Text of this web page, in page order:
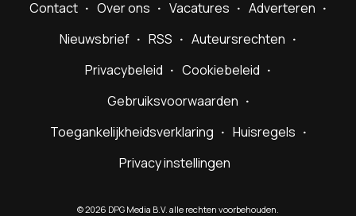
Contact Over ons Vacatures
Adverteren
Nieuwsbrief
RSS
Auteursrechten
Privacybeleid
Cookiebeleid
Gebruiksvoorwaarden
Toegankelijkheidsverklaring
Huisregels
Privacy instellingen
©2026 DPG Media B.V. alle rechten voorbehouden.